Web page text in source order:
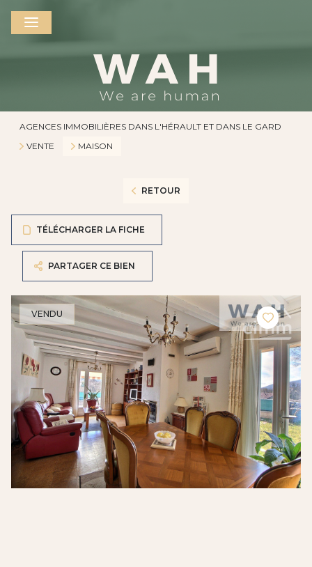
AGENCES IMMOBILIÈRES DANS L'HÉRAULT ET DANS LE GARD
VENTE
MAISON
RETOUR
TÉLÉCHARGER LA FICHE
PARTAGER CE BIEN
VENDU